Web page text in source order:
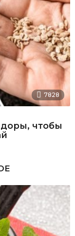
7828
чтобы